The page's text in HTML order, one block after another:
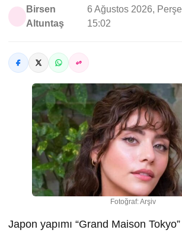
Birsen
Altuntaş
6 Ağustos 2026,
15:02
Fotoğraf: Arşiv
Japon yapımı “Grand Maison